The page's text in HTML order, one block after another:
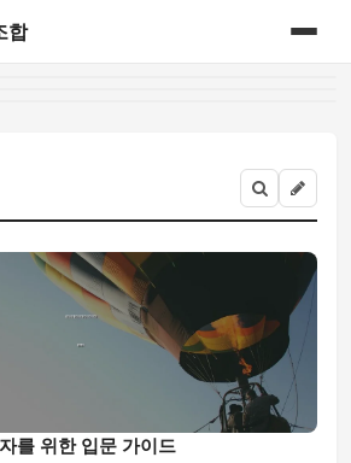
합
를 위한 입문 가이드